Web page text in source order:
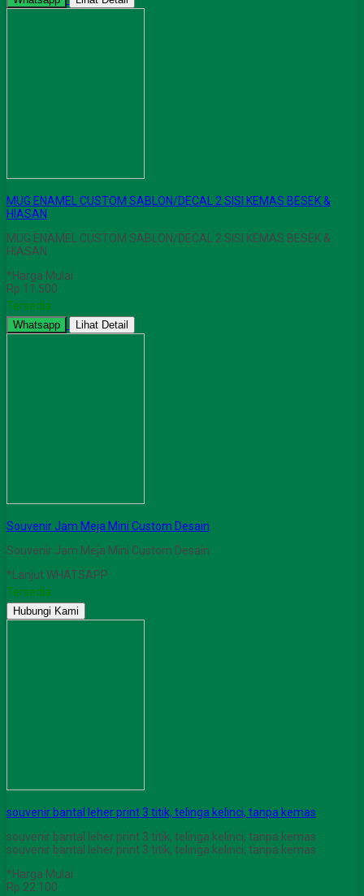
MUG ENAMEL CUSTOM SABLON/DECAL 2 SISI KEMAS BESEK &
HIASAN
MUG ENAMEL CUSTOM SABLON/DECAL 2 SISI KEMAS BESEK &
HIASAN
*Harga Mulai
Rp 11.500
Tersedia
Whatsapp Lihat Detail
Souvenir Jam Meja Mini Custom Desain
Souvenir Jam Meja Mini Custom Desain
*Lanjut WHATSAPP
Tersedia
Hubungi Kami
souvenir bantal leher print 3 titik, telinga kelinci, tanpa kemas
souvenir bantal leher print 3 titik, telinga kelinci, tanpa kemas
souvenir bantal leher print 3 titik, telinga kelinci, tanpa kemas
*Harga Mulai
Rp 22.100